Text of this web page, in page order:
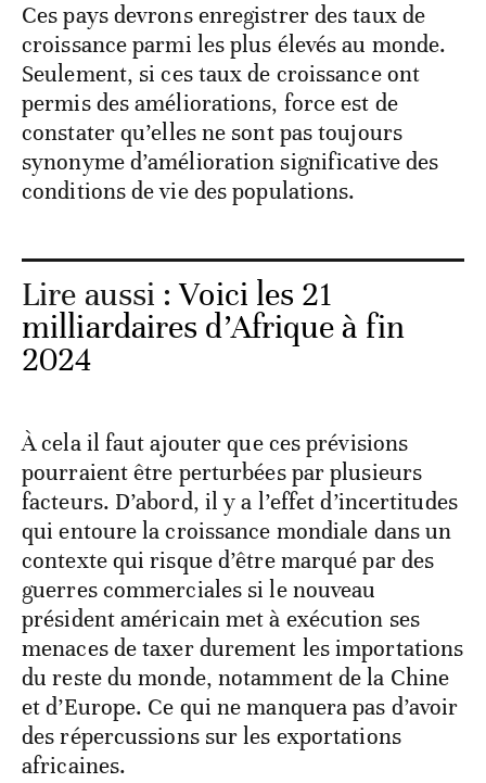
Ces pays devrons enregistrer des taux de
croissance parmi les plus élevés au monde.
Seulement, si ces taux de croissance ont
permis des améliorations, force est de
constater qu’elles ne sont pas toujours
synonyme d’amélioration significative des
conditions de vie des populations.
Lire aussi :Voici les 21
milliardaires d’Afrique à fin
2024
À cela il faut ajouter que ces prévisions
pourraient être perturbées par plusieurs
facteurs. D’abord, il y a l’effet d’incertitudes
qui entoure la croissance mondiale dans un
contexte qui risque d’être marqué par des
guerres commerciales si le nouveau
président américain met à exécution ses
menaces de taxer durement les importations
du reste du monde, notamment de la Chine
et d’Europe. Ce qui ne manquera pas d’avoir
des répercussions sur les exportations
africaines.